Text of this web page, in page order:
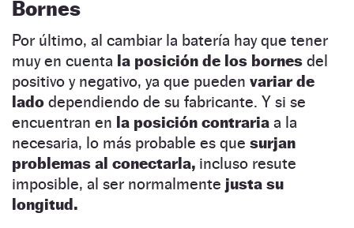
Bornes
Por último, al cambiar la batería hay que tener
muy en cuenta la posición de los bornes del
positivo y negativo, ya que pueden variar de
lado dependiendo de su fabricante. Y si se
encuentran en la posición contraria a la
necesaria, lo más probable es que surjan
problemas al conectarla, incluso resute
imposible, al ser normalmente justa su
longitud.